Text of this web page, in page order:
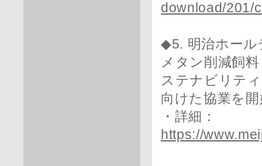
download/201/
◆5. 明治ホール
メタン削減飼
ステナビリテ
向けた協業を開
・詳細：
https://